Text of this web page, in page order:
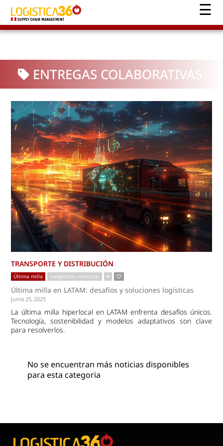
ENTREGAS COLABORATIVAS
TRANSPORTE Y DISTRIBUCIÓN
Última milla congestión vehicular
Última milla en LATAM: desafíos y soluciones logísticas
Junio 25, 2025
La última milla hiperlocal en LATAM enfrenta desafíos únicos.
Tecnología, sostenibilidad y modelos adaptativos son clave
para resolverlos.
No se encuentran más noticias disponibles
para esta categoria